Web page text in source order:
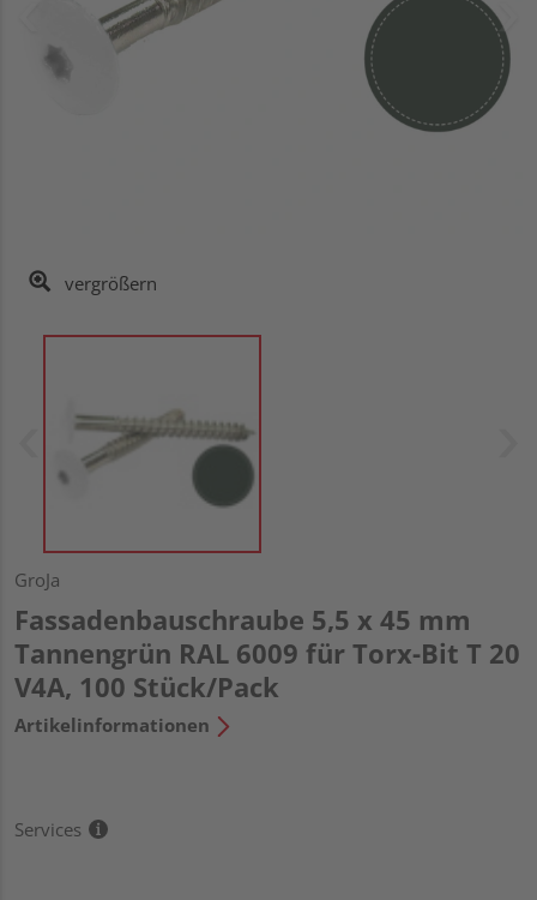
vergrößern
GroJa
Fassadenbauschraube 5,5 x 45 mm
Tannengrün RAL 6009 für Torx-Bit T 20
V4A, 100 Stück/Pack
Artikelinformationen
Services